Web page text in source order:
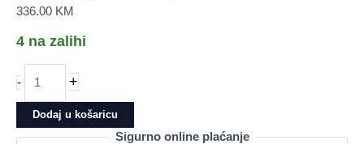
336.00 KM
4 na zalihi
-
BROTHER
DCP-
L1630W
+
Dodaj u košaricu
Sigurno online plaćanje